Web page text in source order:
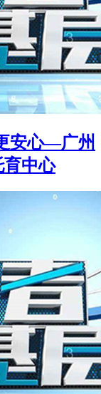
安心—广州
育中心